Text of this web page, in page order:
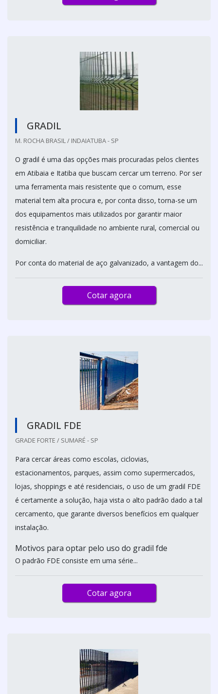
GRADIL
M. ROCHA BRASIL / INDAIATUBA - SP
O gradil é uma das opções mais procuradas pelos clientes
em Atibaia e Itatiba que buscam cercar um terreno. Por ser
uma ferramenta mais resistente que o comum, esse
material tem alta procura e, por conta disso, torna-se um
dos equipamentos mais utilizados por garantir maior
resistência e tranquilidade no ambiente rural, comercial ou
domiciliar.
Por conta do material de aço galvanizado, a vantagem do...
Cotar agora
GRADIL FDE
GRADE FORTE / SUMARÉ - SP
Para cercar áreas como escolas, ciclovias,
estacionamentos, parques, assim como supermercados,
lojas, shoppings e até residenciais, o uso de um gradil FDE
é certamente a solução, haja vista o alto padrão dado a tal
cercamento, que garante diversos benefícios em qualquer
instalação.
Motivos para optar pelo uso do gradil fde
O padrão FDE consiste em uma série...
Cotar agora